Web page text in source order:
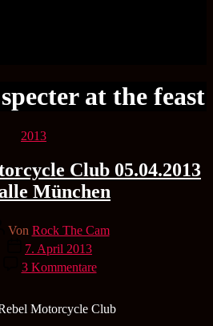
specter at the feast
Kategorien
2013
Club 05.04.2013
München
Von Rock The Cam
Veröffentlichungsdatum
7. April 2013
3 Kommentarezu
Black
Motorcycle